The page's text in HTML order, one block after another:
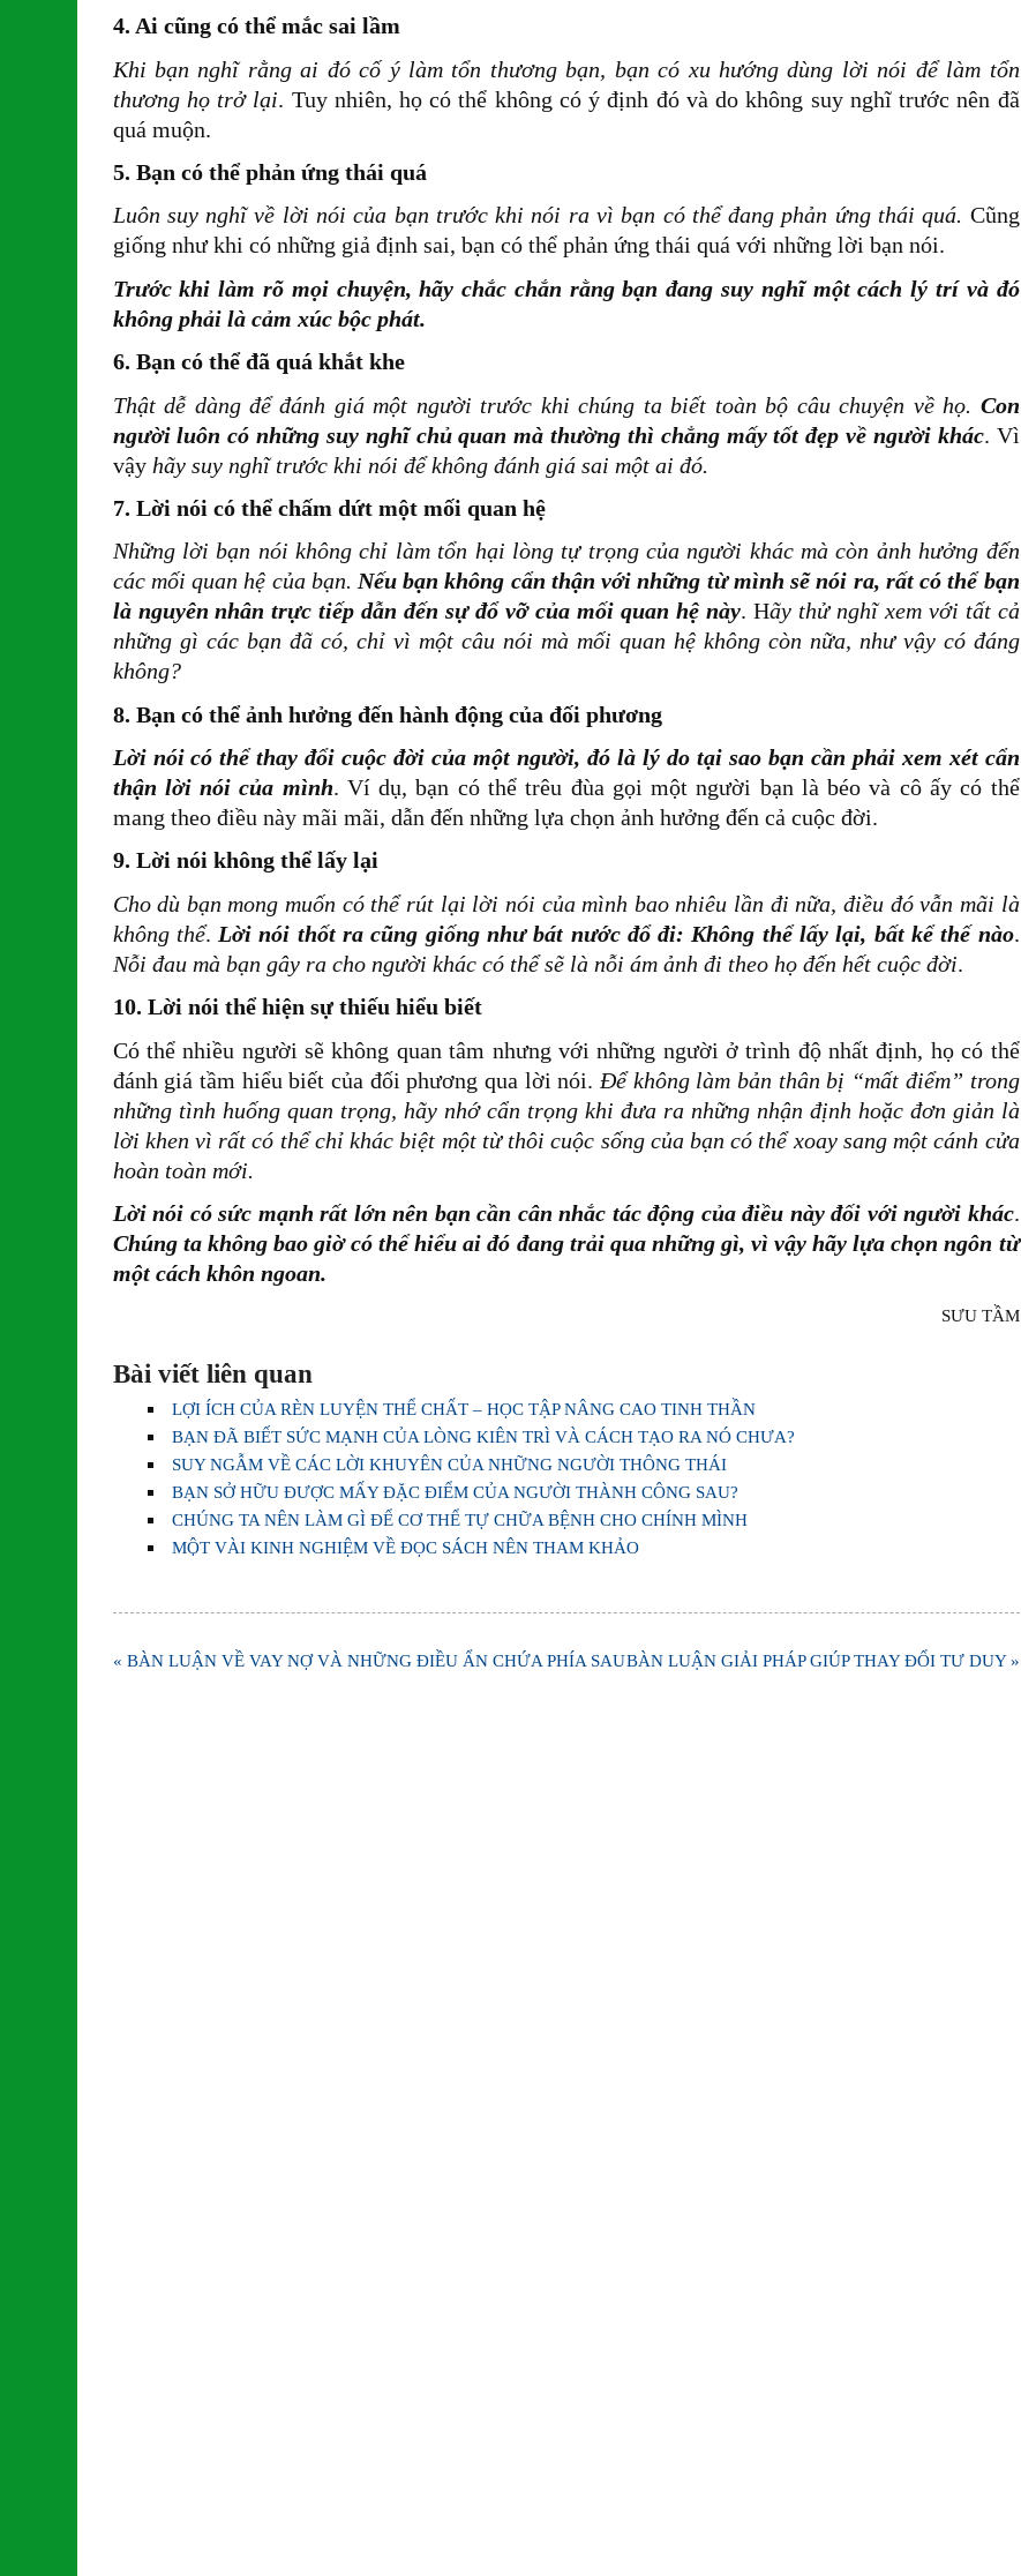
4. Ai cũng có thể mắc sai lầm
Khi bạn nghĩ rằng ai đó cố ý làm tổn thương bạn, bạn có xu hướng dùng lời nói để làm tổn
thương họ trở lại. Tuy nhiên, họ có thể không có ý định đó và do không suy nghĩ trước nên đã
quá muộn.
5. Bạn có thể phản ứng thái quá
Luôn suy nghĩ về lời nói của bạn trước khi nói ra vì bạn có thể đang phản ứng thái quá. Cũng
giống như khi có những giả định sai, bạn có thể phản ứng thái quá với những lời bạn nói.
Trước khi làm rõ mọi chuyện, hãy chắc chắn rằng bạn đang suy nghĩ một cách lý trí và đó
không phải là cảm xúc bộc phát.
6. Bạn có thể đã quá khắt khe
Thật dễ dàng để đánh giá một người trước khi chúng ta biết toàn bộ câu chuyện về họ. Con
người luôn có những suy nghĩ chủ quan mà thường thì chẳng mấy tốt đẹp về người khác. Vì
vậy hãy suy nghĩ trước khi nói để không đánh giá sai một ai đó.
7. Lời nói có thể chấm dứt một mối quan hệ
Những lời bạn nói không chỉ làm tổn hại lòng tự trọng của người khác mà còn ảnh hưởng đến
các mối quan hệ của bạn. Nếu bạn không cẩn thận với những từ mình sẽ nói ra, rất có thể bạn
là nguyên nhân trực tiếp dẫn đến sự đổ vỡ của mối quan hệ này. Hãy thử nghĩ xem với tất cả
những gì các bạn đã có, chỉ vì một câu nói mà mối quan hệ không còn nữa, như vậy có đáng
không?
8. Bạn có thể ảnh hưởng đến hành động của đối phương
Lời nói có thể thay đổi cuộc đời của một người, đó là lý do tại sao bạn cần phải xem xét cẩn
thận lời nói của mình. Ví dụ, bạn có thể trêu đùa gọi một người bạn là béo và cô ấy có thể
mang theo điều này mãi mãi, dẫn đến những lựa chọn ảnh hưởng đến cả cuộc đời.
9. Lời nói không thể lấy lại
Cho dù bạn mong muốn có thể rút lại lời nói của mình bao nhiêu lần đi nữa, điều đó vẫn mãi là
không thể. Lời nói thốt ra cũng giống như bát nước đổ đi: Không thể lấy lại, bất kể thế nào.
Nỗi đau mà bạn gây ra cho người khác có thể sẽ là nỗi ám ảnh đi theo họ đến hết cuộc đời.
10. Lời nói thể hiện sự thiếu hiểu biết
Có thể nhiều người sẽ không quan tâm nhưng với những người ở trình độ nhất định, họ có thể
đánh giá tầm hiểu biết của đối phương qua lời nói.Để không làm bản thân bị “mất điểm” trong
những tình huống quan trọng, hãy nhớ cẩn trọng khi đưa ra những nhận định hoặc đơn giản là
lời khen vì rất có thể chỉ khác biệt một từ thôi cuộc sống của bạn có thể xoay sang một cánh cửa
hoàn toàn mới.
Lời nói có sức mạnh rất lớn nên bạn cần cân nhắc tác động của điều này đối với người khác.
Chúng ta không bao giờ có thể hiểu ai đó đang trải qua những gì, vì vậy hãy lựa chọn ngôn từ
một cách khôn ngoan.
SƯU TẦM
Bài viết liên quan
LỢI ÍCH CỦA RÈN LUYỆN THỂ CHẤT – HỌC TẬP NÂNG CAO TINH THẦN
BẠN ĐÃ BIẾT SỨC MẠNH CỦA LÒNG KIÊN TRÌ VÀ CÁCH TẠO RA NÓ CHƯA?
SUY NGẪM VỀ CÁC LỜI KHUYÊN CỦA NHỮNG NGƯỜI THÔNG THÁI
BẠN SỞ HỮU ĐƯỢC MẤY ĐẶC ĐIỂM CỦA NGƯỜI THÀNH CÔNG SAU?
CHÚNG TA NÊN LÀM GÌ ĐỂ CƠ THỂ TỰ CHỮA BỆNH CHO CHÍNH MÌNH
MỘT VÀI KINH NGHIỆM VỀ ĐỌC SÁCH NÊN THAM KHẢO
Điều
« BÀN LUẬN VỀ VAY NỢ VÀ NHỮNG ĐIỀU ẨN CHỨA PHÍA SAUBÀN LUẬN GIẢI PHÁP GIÚP THAY ĐỔI TƯ DUY »